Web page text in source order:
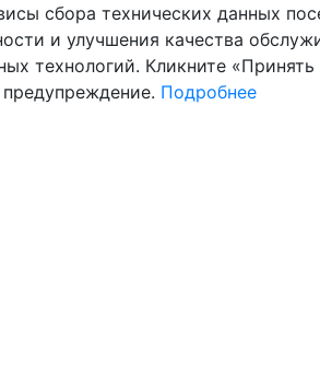
сбора технических данных
и улучшения качества
технологий. Кликните
Подробнее